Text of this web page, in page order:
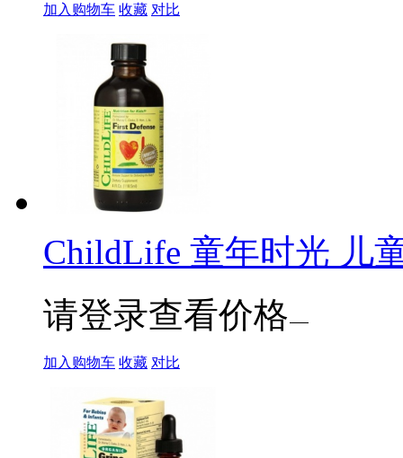
加入购物车 收藏 对比
ChildLife 童年时光 儿
请登录查看价格
加入购物车 收藏 对比